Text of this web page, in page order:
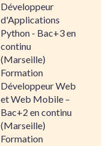
Développeur
d'Applications
Python - Bac+3 en
continu
(Marseille)
Formation
Développeur Web
et Web Mobile –
Bac+2 en continu
(Marseille)
Formation